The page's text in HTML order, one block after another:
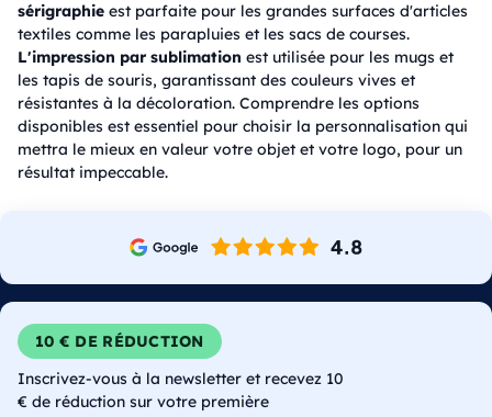
sérigraphie est parfaite pour les grandes surfaces d'articles
textiles comme les parapluies et les sacs de courses.
L'impression par sublimation est utilisée pour les mugs et
les tapis de souris, garantissant des couleurs vives et
résistantes à la décoloration. Comprendre les options
disponibles est essentiel pour choisir la personnalisation qui
mettra le mieux en valeur votre objet et votre logo, pour un
résultat impeccable.
10 € DE RÉDUCTION
Inscrivez-vous à la newsletter et recevez 10
€ de réduction sur votre première